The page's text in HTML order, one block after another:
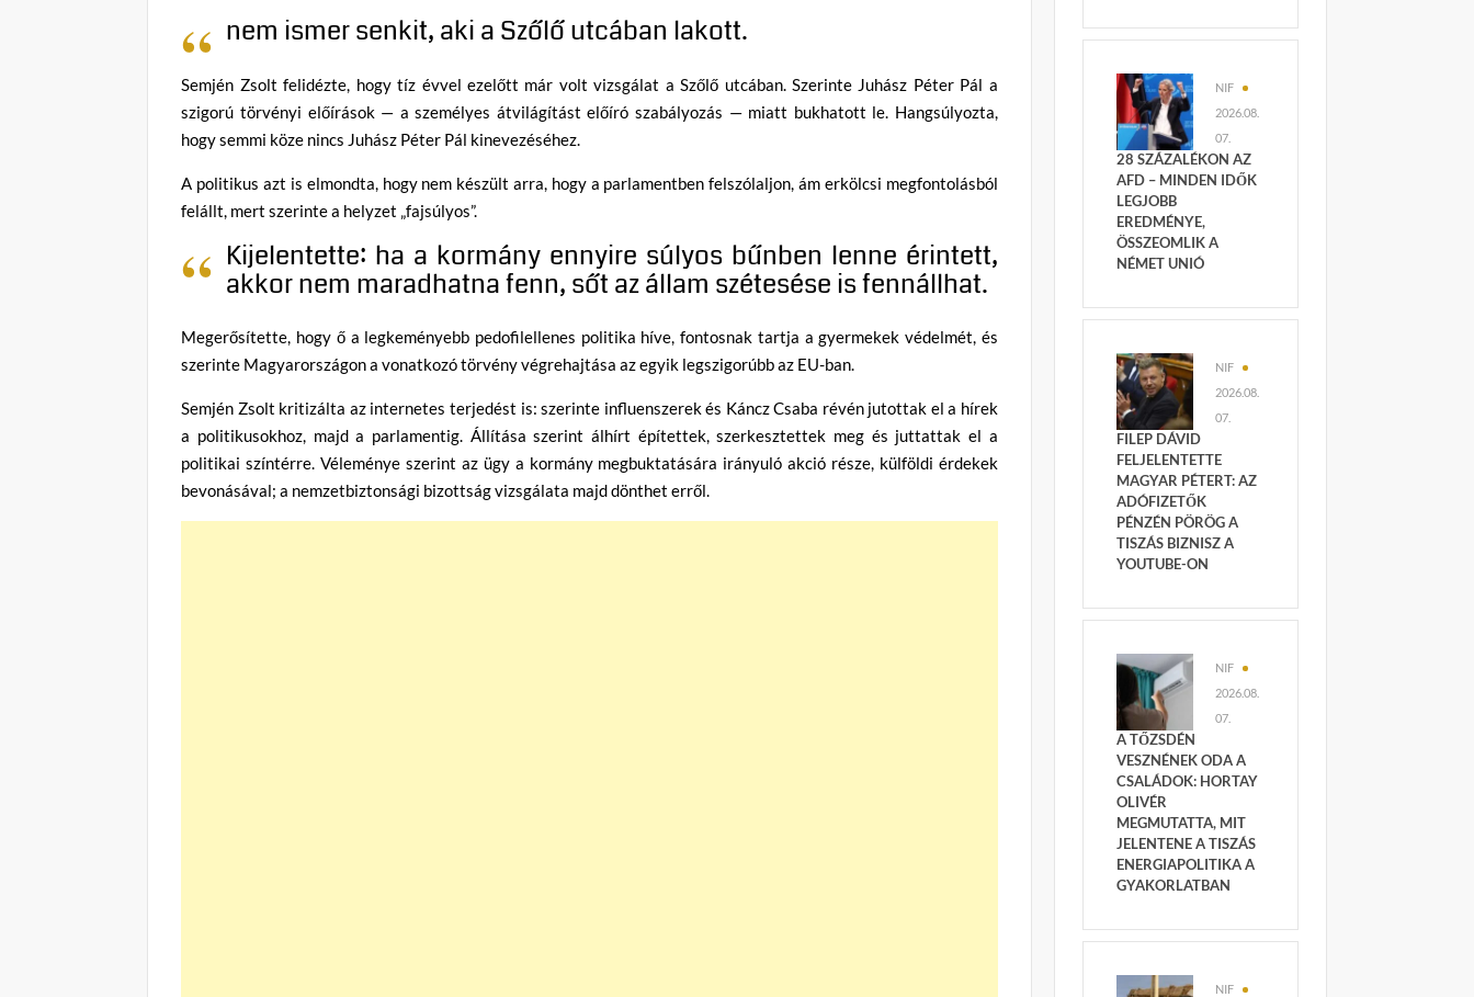
nem ismer senkit, aki a Szőlő utcában lakott.
Semjén Zsolt felidézte, hogy tíz évvel ezelőtt már volt vizsgálat a Szőlő utcában. Szerinte Juhász Péter Pál a
szigorú törvényi előírások — a személyes átvilágítást előíró szabályozás — miatt bukhatott le. Hangsúlyozta,
hogy semmi köze nincs Juhász Péter Pál kinevezéséhez.
A politikus azt is elmondta, hogy nem készült arra, hogy a parlamentben felszólaljon, ám erkölcsi megfontolásból
felállt, mert szerinte a helyzet „fajsúlyos”.
Kijelentette: ha a kormány ennyire súlyos bűnben lenne érintett,
akkor nem maradhatna fenn, sőt az állam szétesése is fennállhat.
Megerősítette, hogy ő a legkeményebb pedofilellenes politika híve, fontosnak tartja a gyermekek védelmét, és
szerinte Magyarországon a vonatkozó törvény végrehajtása az egyik legszigorúbb az EU-ban.
Semjén Zsolt kritizálta az internetes terjedést is: szerinte influenszerek és Káncz Csaba révén jutottak el a hírek
a politikusokhoz, majd a parlamentig. Állítása szerint álhírt építettek, szerkesztettek meg és juttattak el a
politikai színtérre. Véleménye szerint az ügy a kormány megbuktatására irányuló akció része, külföldi érdekek
bevonásával; a nemzetbiztonsági bizottság vizsgálata majd dönthet erről.
NIF
2026.08.
07.
28 SZÁZALÉKON AZ
AFD – MINDEN IDŐK
LEGJOBB
EREDMÉNYE,
ÖSSZEOMLIK A
NÉMET UNIÓ
NIF
2026.08.
07.
FILEP DÁVID
FELJELENTETTE
MAGYAR PÉTERT: AZ
ADÓFIZETŐK
PÉNZÉN PÖRÖG A
TISZÁS BIZNISZ A
YOUTUBE-ON
NIF
2026.08.
07.
A TŐZSDÉN
VESZNÉNEK ODA A
CSALÁDOK: HORTAY
OLIVÉR
MEGMUTATTA, MIT
JELENTENE A TISZÁS
ENERGIAPOLITIKA A
GYAKORLATBAN
NIF